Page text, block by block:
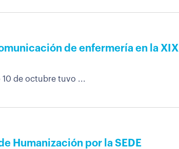
de enfermería en la XIX
10 de octubre tuvo ...
Humanización por la SEDE